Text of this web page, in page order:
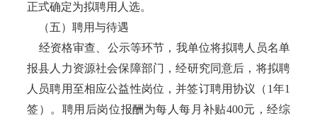
正式确定为拟聘用人选。
（五）聘用与待遇
经资格审查、公示等环节，我单位将拟聘人员名单
报县人力资源社会保障部门，经研究同意后，将拟聘
人员聘用至相应公益性岗位，并签订聘用协议（1年1
签）。聘用后岗位报酬为每人每月补贴400元，经综